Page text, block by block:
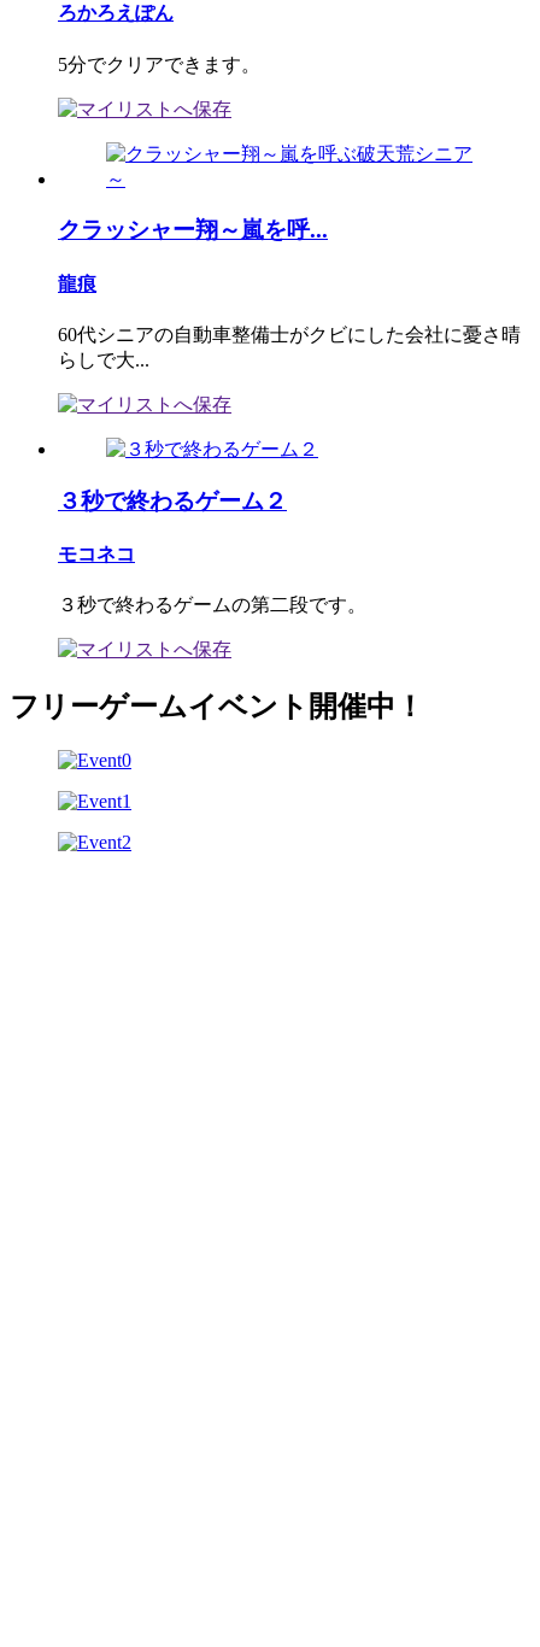
ろかろえぽん
5分でクリアできます。
クラッシャー翔～嵐を呼...
龍痕
60代シニアの自動車整備士がクビにした会社に憂さ晴
らしで大...
３秒で終わるゲーム２
モコネコ
３秒で終わるゲームの第二段です。
フリーゲームイベント開催中！